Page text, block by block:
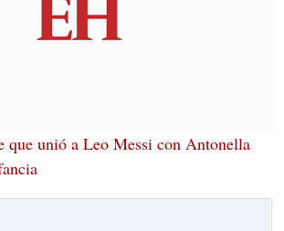
que unió a Leo Messi con Antonella